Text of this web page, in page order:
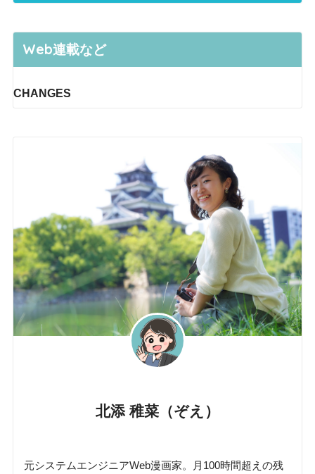
Web連載など
CHANGES
北添 稚菜（ぞえ）
元システムエンジニアWeb漫画家。月100時間超えの残